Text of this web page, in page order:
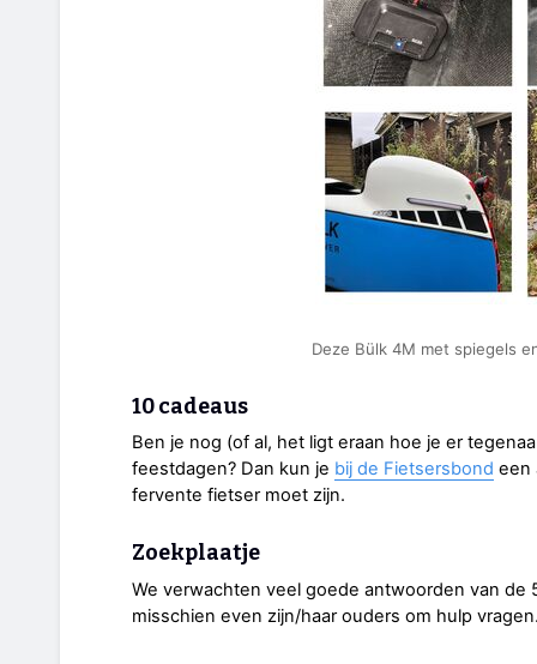
Deze Bülk 4M met spiegels
10 cadeaus
Ben je nog (of al, het ligt eraan hoe je er
feestdagen? Dan kun je bij de Fietsersbond een
fervente fietser moet zijn.
Zoekplaatje
We verwachten veel goede antwoorden van de
misschien even zijn/haar ouders om hulp